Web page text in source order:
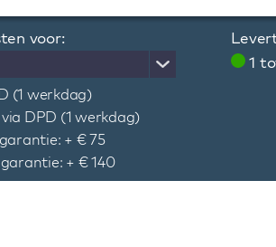
voor:
(1 werkdag)
DPD (1 werkdag)
+ € 75
+ € 140
1